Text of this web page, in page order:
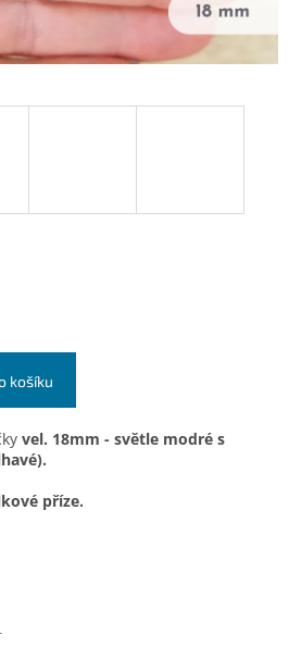
košíku
vel. 18mm - světle modré s
příze.